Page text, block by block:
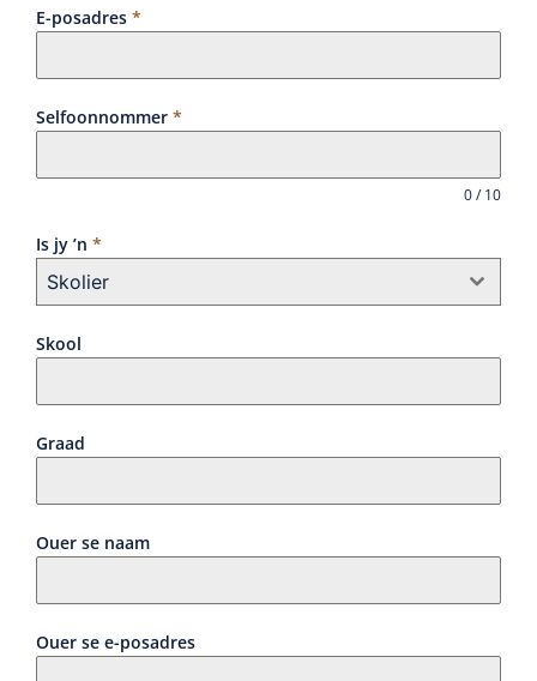
E-posadres *
Selfoonnommer *
0 / 10
Is jy ’n *
Skolier
Skool
Graad
Ouer se naam
Ouer se e-posadres